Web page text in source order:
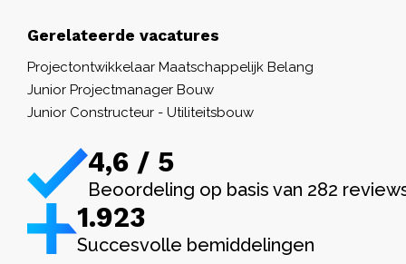
Gerelateerde vacatures
Projectontwikkelaar Maatschappelijk Belang
Junior Projectmanager Bouw
Junior Constructeur - Utiliteitsbouw
4,6 / 5
Beoordeling op basis van 282
1.982
Succesvolle bemiddelingen